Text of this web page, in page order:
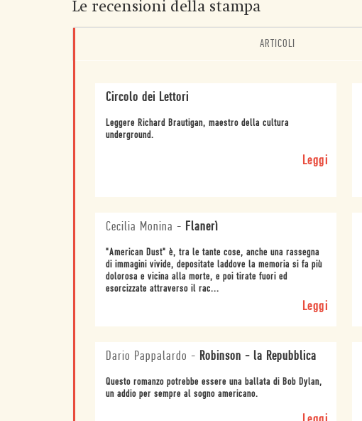
Le recensioni della stampa
ARTICOLI
Circolo dei Lettori
Leggere Richard Brautigan, maestro della cultura
underground.
Leggi
Cecilia Monina - Flanerì
"American Dust" è, tra le tante cose, anche una rassegna
di immagini vivide, depositate laddove la memoria si fa più
dolorosa e vicina alla morte, e poi tirate fuori ed
esorcizzate attraverso il rac...
Leggi
Dario Pappalardo - Robinson - la Repubblica
Questo romanzo potrebbe essere una ballata di Bob Dylan,
un addio per sempre al sogno americano.